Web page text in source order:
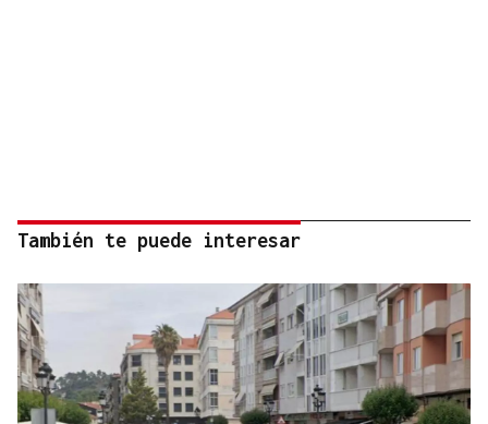
También te puede interesar